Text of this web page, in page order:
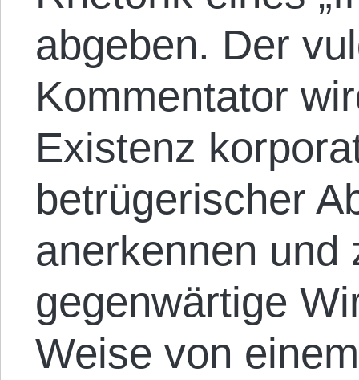
abgeben. Der
Kommentator
Existenz
betrügerischer
anerkennen und
gegenwärtige
Weise von